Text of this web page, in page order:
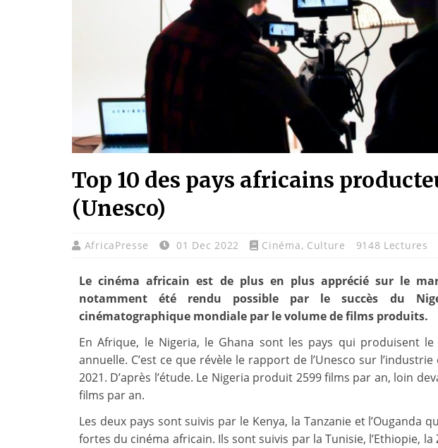
Top 10 des pays africains
(Unesco)
AfricaPresse 01 Dec 2022 Cinéma, Culture 9148 Lectures
Le cinéma africain est de plus en plus apprécié sur le
notamment été rendu possible par le succès du
cinématographique mondiale par le volume de films produits.
En Afrique, le Nigeria, le Ghana sont les pays qui produisent
annuelle. C’est ce que révèle le rapport de l’Unesco sur
2021. D’après l’étude. Le Nigeria produit 2599 films par an, loin
films par an.
Les deux pays sont suivis par le Kenya, la Tanzanie et l’Ouganda
fortes du cinéma africain. Ils sont suivis par la Tunisie, l’Ethiopie, la